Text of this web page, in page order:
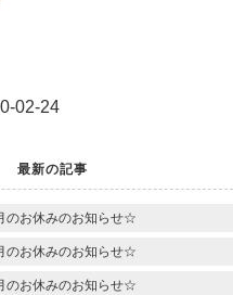
02-24
最新の記事
のお休みのお知らせ☆
のお休みのお知らせ☆
のお休みのお知らせ☆